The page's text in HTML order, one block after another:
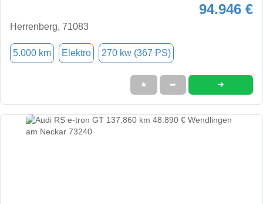
94.946 €
Herrenberg, 71083
5.000 km Elektro 270 kw (367 PS)
★ ➦ ➜